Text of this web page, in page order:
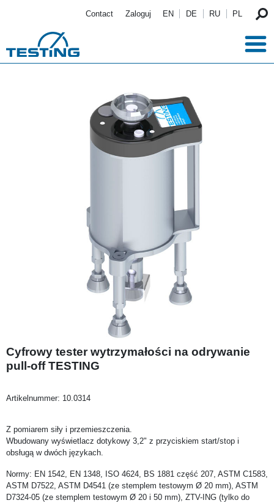
Contact Zaloguj EN DE RU PL
Cyfrowy tester wytrzymałości na odrywanie
pull-off TESTING
Artikelnummer: 10.0314
Z pomiarem siły i przemieszczenia.
Wbudowany wyświetlacz dotykowy 3,2" z przyciskiem start/stop i
obsługą w dwóch językach.
Normy: EN 1542, EN 1348, ISO 4624, BS 1881 część 207, ASTM C1583,
ASTM D7522, ASTM D4541 (ze stemplem testowym Ø 20 mm), ASTM
D7324-05 (ze stemplem testowym Ø 20 i 50 mm), ZTV-ING (tylko do